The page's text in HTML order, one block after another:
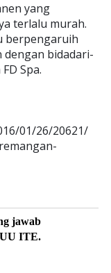
yang
terlalu murah.
berpengaruih
dengan bidadari-
Spa.
01/26/20621/
jawab
ITE.